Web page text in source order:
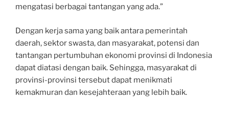
mengatasi berbagai tantangan yang ada.”
Dengan kerja sama yang baik antara pemerintah
daerah, sektor swasta, dan masyarakat, potensi dan
tantangan pertumbuhan ekonomi provinsi di Indonesia
dapat diatasi dengan baik. Sehingga, masyarakat di
provinsi-provinsi tersebut dapat menikmati
kemakmuran dan kesejahteraan yang lebih baik.